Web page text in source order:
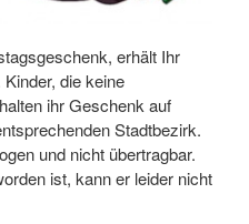
erhält Ihr
die keine
ihr Geschenk auf
Stadtbezirk.
und nicht übertragbar.
ist, kann er leider nicht